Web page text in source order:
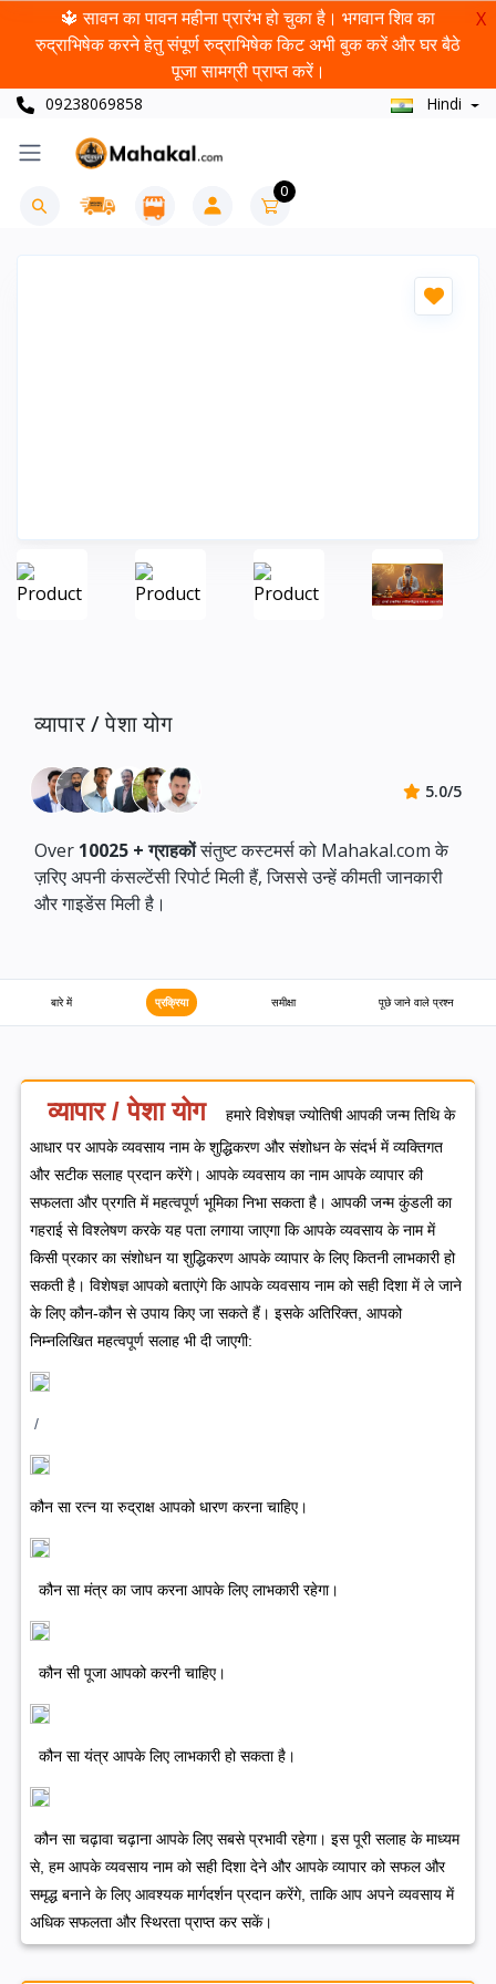
🔱 सावन का पावन महीना प्रारंभ हो चुका है। भगवान शिव का
रुद्राभिषेक करने हेतु संपूर्ण रुद्राभिषेक किट अभी बुक करें और घर बैठे
पूजा सामग्री प्राप्त करें।
X
09238069858 Hindi
0
व्यापार / पेशा योग
5.0/5
Over 10025 + ग्राहकोंसंतुष्ट कस्टमर्स को Mahakal.com के
ज़रिए अपनी कंसल्टेंसी रिपोर्ट मिली हैं, जिससे उन्हें कीमती जानकारी
और गाइडेंस मिली है।
बारे में प्रक्रिया समीक्षा पूछे जाने वाले प्रश्न
व्यापार / पेशा योग
हमारे विशेषज्ञ ज्योतिषी आपकी जन्म तिथि के
आधार पर आपके व्यवसाय नाम के शुद्धिकरण और संशोधन के संदर्भ में व्यक्तिगत
और सटीक सलाह प्रदान करेंगे। आपके व्यवसाय का नाम आपके व्यापार की
सफलता और प्रगति में महत्वपूर्ण भूमिका निभा सकता है। आपकी जन्म कुंडली का
गहराई से विश्लेषण करके यह पता लगाया जाएगा कि आपके व्यवसाय के नाम में
किसी प्रकार का संशोधन या शुद्धिकरण आपके व्यापार के लिए कितनी लाभकारी हो
सकती है। विशेषज्ञ आपको बताएंगे कि आपके व्यवसाय नाम को सही दिशा में ले जाने
के लिए कौन-कौन से उपाय किए जा सकते हैं। इसके अतिरिक्त, आपको
निम्नलिखित महत्वपूर्ण सलाह भी दी जाएगी:
/
कौन सा रत्न या रुद्राक्ष आपको धारण करना चाहिए।
कौन सा मंत्र का जाप करना आपके लिए लाभकारी रहेगा।
कौन सी पूजा आपको करनी चाहिए।
कौन सा यंत्र आपके लिए लाभकारी हो सकता है।
कौन सा चढ़ावा चढ़ाना आपके लिए सबसे प्रभावी रहेगा। इस पूरी सलाह के माध्यम
से, हम आपके व्यवसाय नाम को सही दिशा देने और आपके व्यापार को सफल और
समृद्ध बनाने के लिए आवश्यक मार्गदर्शन प्रदान करेंगे, ताकि आप अपने व्यवसाय में
अधिक सफलता और स्थिरता प्राप्त कर सकें।